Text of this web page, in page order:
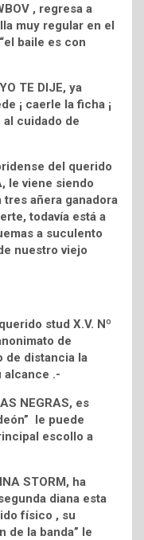
, regresa a
muy regular en el
baile es con
TE DIJE, ya
¡ caerle la ficha ¡
al cuidado de
del querido
le viene siendo
añera ganadora
todavía está a
a suculento
nuestro viejo
stud X.V. Nº
de
de distancia la
alcance .-
NEGRAS, es
le puede
escollo a
STORM, ha
diana esta
físico , su
de la banda” le